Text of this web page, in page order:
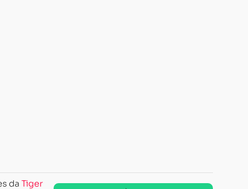
da Tiger